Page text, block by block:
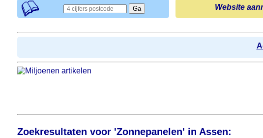
Website
Zoekresultaten voor 'Zonnepanelen' in Assen: